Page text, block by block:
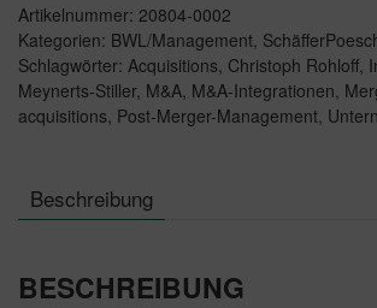
Management
Menge
Artikelnummer: 20804-0002
Kategorien: BWL/Management
Schlagwörter: Acquisitions Christoph Rohloff
Meynerts-Stiller, M&A M&A-Integrationen
acquisitions Post-Merger-Management
Beschreibung
BESCHREIBUNG